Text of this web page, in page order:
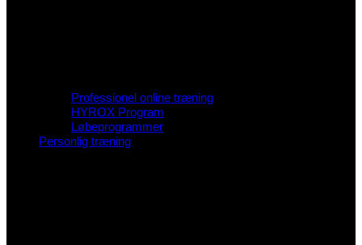
Professionel online træning
HYROX Program
Løbeprogrammer
Personlig træning